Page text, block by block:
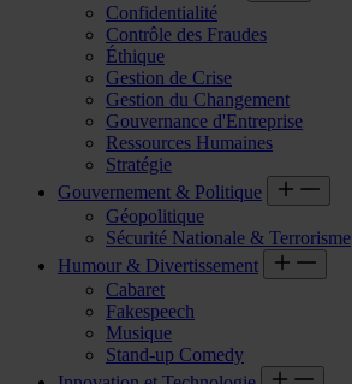
Confidentialité
Contrôle des Fraudes
Éthique
Gestion de Crise
Gestion du Changement
Gouvernance d'Entreprise
Ressources Humaines
Stratégie
Gouvernement & Politique
Géopolitique
Sécurité Nationale & Terrorisme
Humour & Divertissement
Cabaret
Fakespeech
Musique
Stand-up Comedy